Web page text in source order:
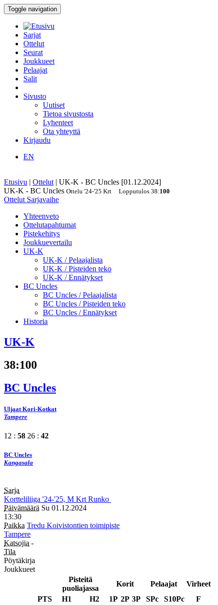
Toggle navigation
Sarjat
Ottelut
Seurat
Joukkueet
Pelaajat
Salit
Sivusto
Uutiset
Tietoa sivustosta
Lyhenteet
Ota yhteyttä
Kirjaudu
EN
Etusivu | Ottelut | UK-K - BC Uncles [01.12.2024]
UK-K - BC Uncles Ottelu '24-'25 Krt Lopputulos 38:100
Ottelut Sarjavaihe
Yhteenveto
Ottelutapahtumat
Pistekehitys
Joukkuevertailu
UK-K
UK-K /Pelaajalista
UK-K /Pisteiden teko
UK-K /Ennätykset
BC Uncles
BC Uncles /Pelaajalista
BC Uncles /Pisteiden teko
BC Uncles /Ennätykset
Historia
UK-K
38:100
BC Uncles
Uljaat Kori-Kotkat
Tampere
12 : 58 26 : 42
BC Uncles
Kangasala
Sarja
Kortteliliiga '24-'25, M Krt Runko
Päivämäärä Su 01.12.2024
13:30
Paikka Tredu Koivistontien toimipiste
Tampere
Katsojia -
Tila
Pöytäkirja
Joukkueet
Pisteitä
puoliajassa
Korit Pelaajat
Virheet
PTS
H1 H2 1P 2P 3P SPc S10Pc
F